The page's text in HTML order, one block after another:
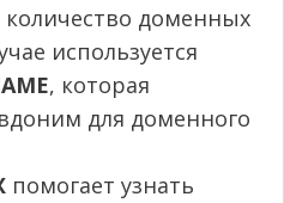
доменных
используется
, которая
для доменного
помогает узнать